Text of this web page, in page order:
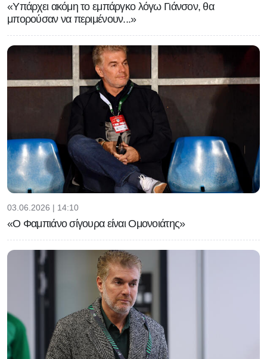
«Υπάρχει ακόμη το εμπάργκο λόγω Γιάνσον, θα
μπορούσαν να περιμένουν...»
03.06.2026 | 14:10
«Ο Φαμπιάνο σίγουρα είναι Ομονοιάτης»